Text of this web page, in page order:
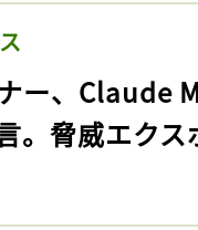
ナー、Claude
。脅威エク
ログイン